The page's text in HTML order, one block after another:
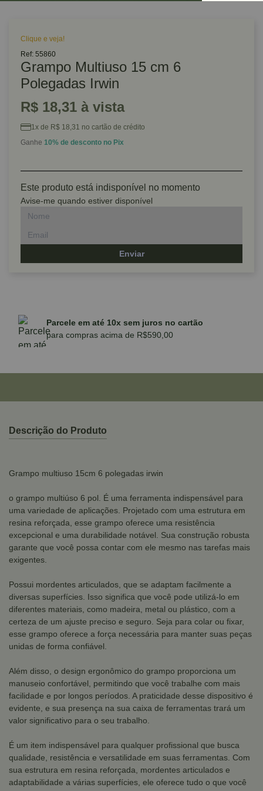
Clique e veja!
Ref: 55860
Grampo Multiuso 15 cm 6
Polegadas Irwin
R$ 18,31 à vista
1x de R$ 18,31 no cartão de crédito
Ganhe 10% de desconto no Pix
Este produto está indisponível no momento
Avise-me quando estiver disponível
Enviar
Parcele em até 10x sem juros no cartão
para compras acima de R$590,00
Descrição do Produto
Grampo multiuso 15cm 6 polegadas irwin
o grampo multiúso 6 pol. É uma ferramenta indispensável para
uma variedade de aplicações. Projetado com uma estrutura em
resina reforçada, esse grampo oferece uma resistência
excepcional e uma durabilidade notável. Sua construção robusta
garante que você possa contar com ele mesmo nas tarefas mais
exigentes.
Possui mordentes articulados, que se adaptam facilmente a
diversas superfícies. Isso significa que você pode utilizá-lo em
diferentes materiais, como madeira, metal ou plástico, com a
certeza de um ajuste preciso e seguro. Seja para colar ou fixar,
esse grampo oferece a força necessária para manter suas peças
unidas de forma confiável.
Além disso, o design ergonômico do grampo proporciona um
manuseio confortável, permitindo que você trabalhe com mais
facilidade e por longos períodos. A praticidade desse dispositivo é
evidente, e sua presença na sua caixa de ferramentas trará um
valor significativo para o seu trabalho.
É um item indispensável para qualquer profissional que busca
qualidade, resistência e versatilidade em suas ferramentas. Com
sua estrutura em resina reforçada, mordentes articulados e
adaptabilidade a várias superfícies, ele oferece tudo o que você